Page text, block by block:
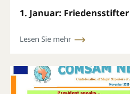
1. Januar: Friedensstifter
Lesen Sie mehr